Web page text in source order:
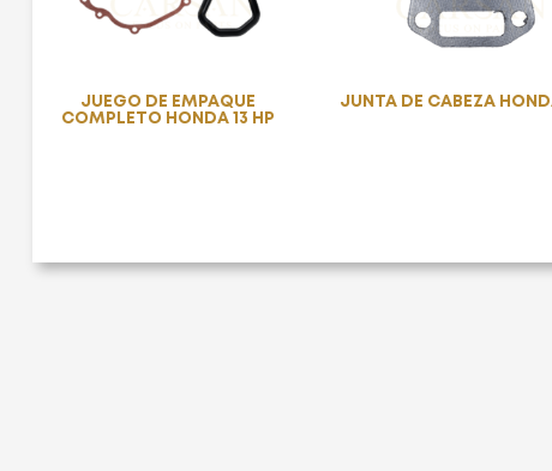
JUEGO DE EMPAQUE
COMPLETO HONDA 13 HP
JUNTA DE CABEZA